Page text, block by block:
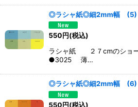
◎ラシャ紙◎細2mm幅 (5)
550円(税込)
ラシャ紙 ２７cmのショー
●3025 薄…
◎ラシャ紙◎細2mm幅 (6)
550円(税込)